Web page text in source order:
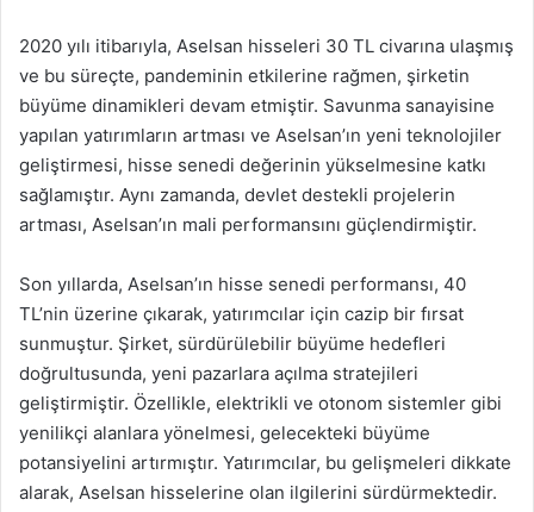
2020 yılı itibarıyla, Aselsan hisseleri 30 TL civarına ulaşmış
ve bu süreçte, pandeminin etkilerine rağmen, şirketin
büyüme dinamikleri devam etmiştir. Savunma sanayisine
yapılan yatırımların artması ve Aselsan’ın yeni teknolojiler
geliştirmesi, hisse senedi değerinin yükselmesine katkı
sağlamıştır. Aynı zamanda, devlet destekli projelerin
artması, Aselsan’ın mali performansını güçlendirmiştir.
Son yıllarda, Aselsan’ın hisse senedi performansı, 40
TL’nin üzerine çıkarak, yatırımcılar için cazip bir fırsat
sunmuştur. Şirket, sürdürülebilir büyüme hedefleri
doğrultusunda, yeni pazarlara açılma stratejileri
geliştirmiştir. Özellikle, elektrikli ve otonom sistemler gibi
yenilikçi alanlara yönelmesi, gelecekteki büyüme
potansiyelini artırmıştır. Yatırımcılar, bu gelişmeleri dikkate
alarak, Aselsan hisselerine olan ilgilerini sürdürmektedir.